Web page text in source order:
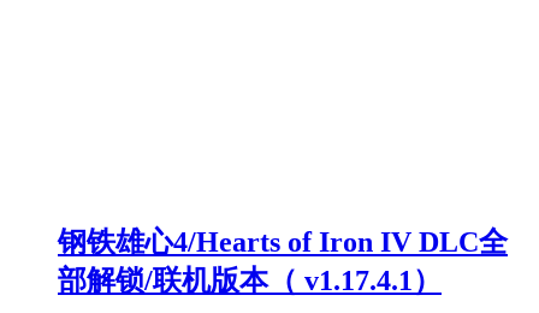
钢铁雄心4/Hearts of Iron IV DLC全
部解锁/联机版本（ v1.17.4.1）